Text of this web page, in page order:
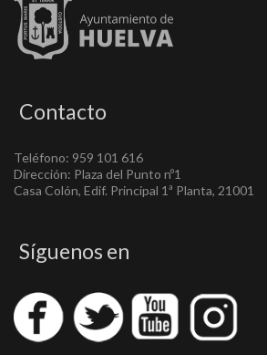
Contacto
Teléfono: 959 101 616
Dirección: Plaza del Punto nº1
Casa Colón, Edif. Principal 1ª Planta, 21001
Síguenos en